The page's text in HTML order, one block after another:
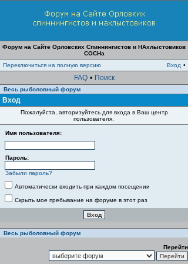
Форум на Сайте Орловских Спиннингистов и НАхлыстовиков
СОСНа
Переключиться на полную версию
Вход •
FAQ • Поиск
Весь рыболовный форум
Вход
Пожалуйста, авторизуйтесь для входа в Ваш центр
пользователя.
Имя пользователя:
Пароль:
Забыли пароль?
Автоматически входить при каждом посещении
Скрыть мое пребывание на форуме в этот раз
Весь рыболовный форум
Перейти